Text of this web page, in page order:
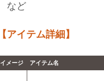
など
【アイテム詳細】
イメージ アイテム名